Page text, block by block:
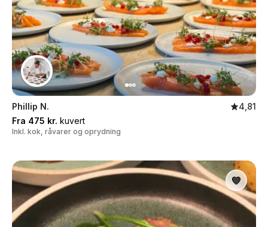
Phillip N.
4,81
Fra 475 kr. kuvert
Inkl. kok, råvarer og oprydning